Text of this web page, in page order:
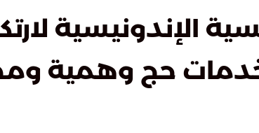
الإندونيسية
خدمات حج وهمية